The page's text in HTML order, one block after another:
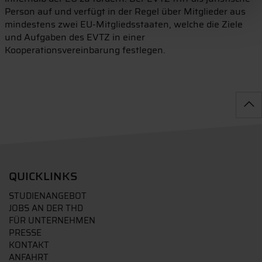
Person auf und verfügt in der Regel über Mitglieder aus
mindestens zwei EU-Mitgliedsstaaten, welche die Ziele
und Aufgaben des EVTZ in einer
Kooperationsvereinbarung festlegen.
QUICKLINKS
STUDIENANGEBOT
JOBS AN DER THD
FÜR UNTERNEHMEN
PRESSE
KONTAKT
ANFAHRT